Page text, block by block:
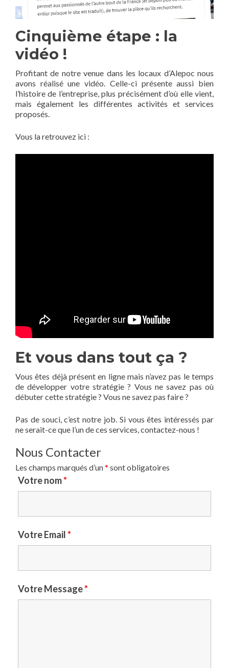
Cinquième étape : la
vidéo !
Profitant de notre venue dans les locaux d’Alepoc nous
avons réalisé une vidéo. Celle-ci présente aussi bien
l’histoire de l’entreprise, plus précisément d’où elle vient,
mais également les différentes activités et services
proposés.
Vous la retrouvez ici :
Et vous dans tout ça ?
Vous êtes déjà présent en ligne mais n’avez pas le temps
de développer votre stratégie ? Vous ne savez pas où
débuter cette stratégie ? Vous ne savez pas faire ?
Pas de souci, c’est notre job. Si vous êtes intéressés par
ne serait-ce que l’un de ces services, contactez-nous !
Nous Contacter
Les champs marqués d’un* sont obligatoires
Votre nom*
Votre Email*
Votre Message*